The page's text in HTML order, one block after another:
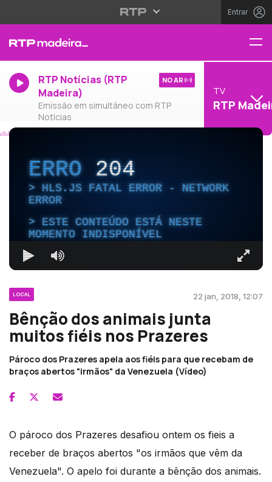
Entrar
RTP Notícias (RTP
Madeira)
Emissão em simultâneo com RTP
Notícias
NO AR
TV
RTP
ERRO204
HLS.JS FATAL ERROR - NETWORK
ERROR
ESTE CONTEÚDO ESTÁ NESTE
MOMENTO INDISPONÍVEL
LOCAL 22 jan, 2018, 12:07
Bênção dos animais junta
muitos fiéis nos Prazeres
Pároco dos Prazeres apela aos fiéis para que recebam de
braços abertos "irmãos" da Venezuela (Vídeo)
O pároco dos Prazeres desafiou ontem os fieis a
receber de braços abertos "os irmãos que vêm da
Venezuela". O apelo foi durante a bênção dos animais.